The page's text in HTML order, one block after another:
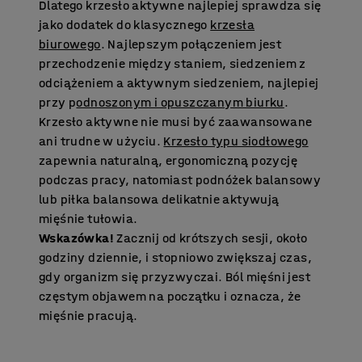
Dlatego krzesło aktywne najlepiej sprawdza się
jako dodatek do klasycznego krzesła
biurowego. Najlepszym połączeniem jest
przechodzenie między staniem, siedzeniem z
odciążeniem a aktywnym siedzeniem, najlepiej
przy podnoszonym i opuszczanym biurku.
Krzesło aktywne nie musi być zaawansowane
ani trudne w użyciu. Krzesło typu siodłowego
zapewnia naturalną, ergonomiczną pozycję
podczas pracy, natomiast podnóżek balansowy
lub piłka balansowa delikatnie aktywują
mięśnie tułowia.
Wskazówka! Zacznij od krótszych sesji, około
godziny dziennie, i stopniowo zwiększaj czas,
gdy organizm się przyzwyczai. Ból mięśni jest
częstym objawem na początku i oznacza, że
mięśnie pracują.